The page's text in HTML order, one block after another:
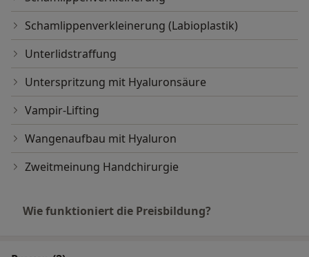
Schamlippenverkleinerung (Labioplastik)
Unterlidstraffung
Unterspritzung mit Hyaluronsäure
Vampir-Lifting
Wangenaufbau mit Hyaluron
Zweitmeinung Handchirurgie
Wie funktioniert die Preisbildung?